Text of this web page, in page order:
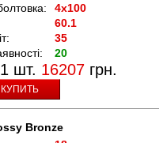
4x100
60.1
35
20
шт. 16207 грн.
КУПИТЬ
Bronze